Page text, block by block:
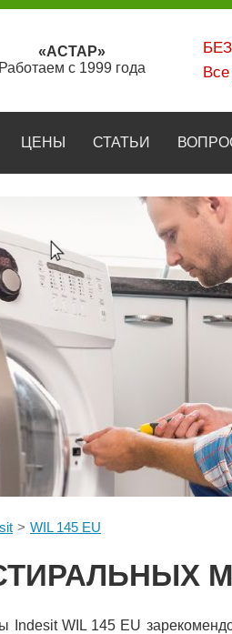
«АСТАР»
Работаем с 1999 года
ЦЕНЫ СТАТЬИ
WIL 145 EU
WIL 145 EU